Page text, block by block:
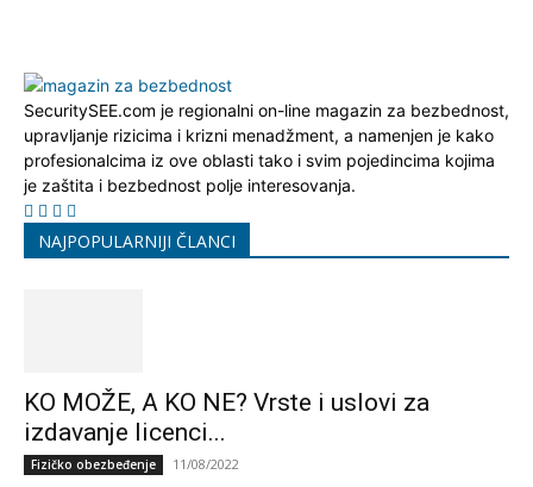
SecuritySEE.com je regionalni on-line magazin za bezbednost,
upravljanje rizicima i krizni menadžment, a namenjen je kako
profesionalcima iz ove oblasti tako i svim pojedincima kojima
je zaštita i bezbednost polje interesovanja.
NAJPOPULARNIJI ČLANCI
KO MOŽE, A KO NE? Vrste i uslovi za
izdavanje licenci...
Fizičko obezbeđenje 11/08/2022